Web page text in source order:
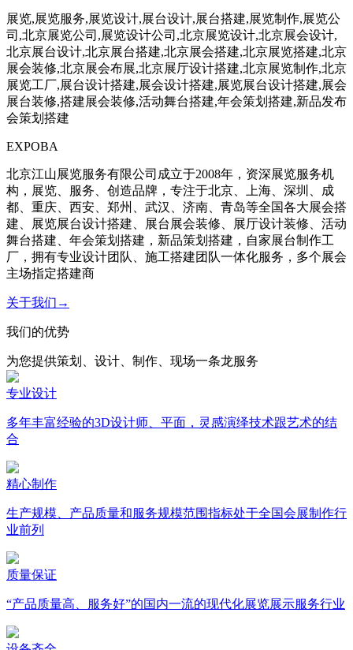
展览,展览服务,展览设计,展台设计,展台搭建,展览制作,展览公
司,北京展览公司,展览设计公司,北京展览设计,北京展会设计,
北京展台设计,北京展台搭建,北京展会搭建,北京展览搭建,北京
展会装修,北京展会布展,北京展厅设计搭建,北京展览制作,北京
展览工厂,展台设计搭建,展会设计搭建,展览展台设计搭建,展会
展台装修,搭建展会装修,活动舞台搭建,年会策划搭建,新品发布
会策划搭建
EXPOBA
北京江山展览服务有限公司成立于2008年，资深展览服务机
构，展览、服务、创造品牌，专注于北京、上海、深圳、成
都、重庆、西安、郑州、武汉、济南、青岛等全国各大展会搭
建、展览展台设计搭建、展台展会装修、展厅设计装修、活动
舞台搭建、年会策划搭建，新品策划搭建，自家展台制作工
厂，拥有专业设计团队、施工搭建团队一体化服务，多个展会
主场指定搭建商
关于我们→
我们的优势
为您提供策划、设计、制作、现场一条龙服务
专业设计
多年丰富经验的3D设计师、平面，灵感演绎技术跟艺术的结
合
精心制作
生产规模、产品质量和服务规模范围指标处于全国会展制作行
业前列
质量保证
“产品质量高、服务好”的国内一流的现代化展览展示服务行业